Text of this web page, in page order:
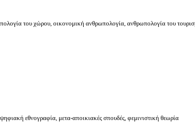
του χώρου, οικονομική ανθρωπολογία, ανθρωπολογία του
εθνογραφία, μετα-αποικιακές σπουδές, φεμινιστική θεωρία